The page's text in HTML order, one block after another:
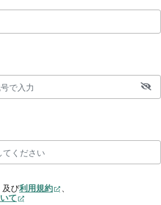
及び利用規約
、
て